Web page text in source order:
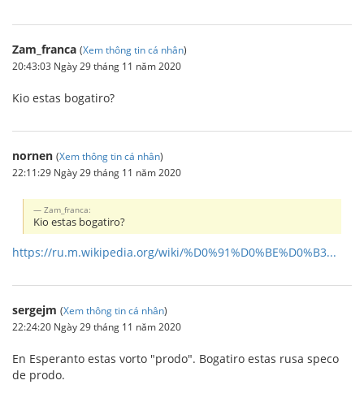
Zam_franca (Xem thông tin cá nhân)
20:43:03 Ngày 29 tháng 11 năm 2020
Kio estas bogatiro?
nornen (Xem thông tin cá nhân)
22:11:29 Ngày 29 tháng 11 năm 2020
Zam_franca:
Kio estas bogatiro?
https://ru.m.wikipedia.org/wiki/%D0%91%D0%BE%D0%B3...
sergejm (Xem thông tin cá nhân)
22:24:20 Ngày 29 tháng 11 năm 2020
En Esperanto estas vorto "prodo". Bogatiro estas rusa speco
de prodo.